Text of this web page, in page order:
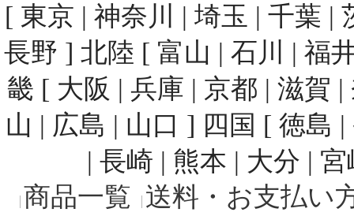
[ 東京 | 神奈川 | 埼玉 | 千葉 |
長野 ] 北陸 [ 富山 | 石川 | 福
畿 [ 大阪 | 兵庫 | 京都 | 滋賀
山 | 広島 | 山口 ] 四国 [ 徳島
| 長崎 | 熊本 | 大分 |
商品一覧 送料・お支払い